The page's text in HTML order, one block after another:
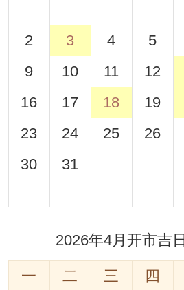
2
3 4 5
9
10 11 12
16
17 18 19
23
24 25 26
30
31
2026年4月开市吉日
一 二 三 四